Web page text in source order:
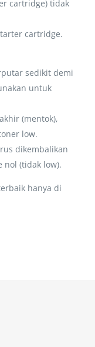
cartridge) tidak
cartridge.
sedikit demi
untuk
(mentok),
low.
dikembalikan
nol (tidak low).
hanya di